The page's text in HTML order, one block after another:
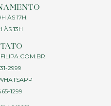
ÀS 17H.
ÀS 13H
2999
1299